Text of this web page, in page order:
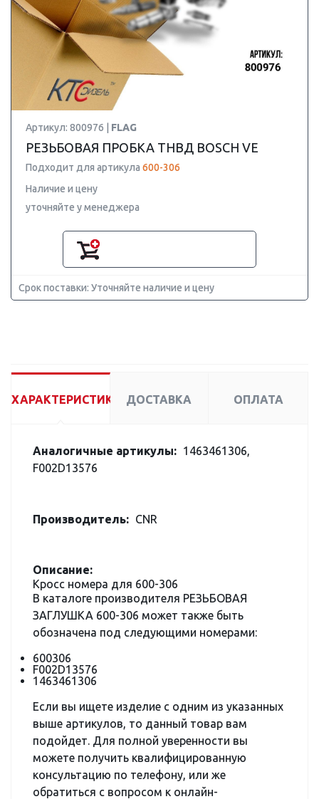
Артикул: 800976 | FLAG
РЕЗЬБОВАЯ ПРОБКА ТНВД BOSCH VE
Подходит для артикула 600-306
Наличие и цену
уточняйте у менеджера
Срок поставки: Уточняйте наличие и цену
ХАРАКТЕРИСТИКИ ДОСТАВКА ОПЛАТА
Аналогичные артикулы: 1463461306,
F002D13576
Производитель: CNR
Описание:
Кросс номера для 600-306
В каталоге производителя РЕЗЬБОВАЯ
ЗАГЛУШКА 600-306 может также быть
обозначена под следующими номерами:
600306
F002D13576
1463461306
Если вы ищете изделие с одним из указанных
выше артикулов, то данный товар вам
подойдет. Для полной уверенности вы
можете получить квалифицированную
консультацию по телефону, или же
обратиться с вопросом к онлайн-